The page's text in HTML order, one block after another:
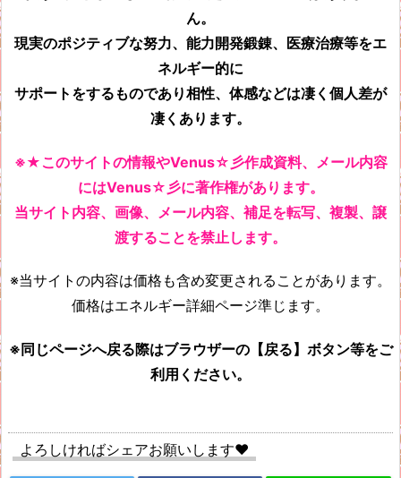
ん。
現実のポジティブな努力、能力開発鍛錬、医療治療等をエ
ネルギー的に
サポートをするものであり相性、体感などは凄く個人差が
凄くあります。
※★このサイトの情報やVenus☆彡作成資料、メール内容
にはVenus☆彡に著作権があります。
当サイト内容、画像、メール内容、補足を転写、複製、譲
渡することを禁止します。
※当サイトの内容は価格も含め変更されることがあります。
価格はエネルギー詳細ページ準じます。
※同じページへ戻る際はブラウザーの【戻る】ボタン等をご
利用ください。
よろしければシェアお願いします♥